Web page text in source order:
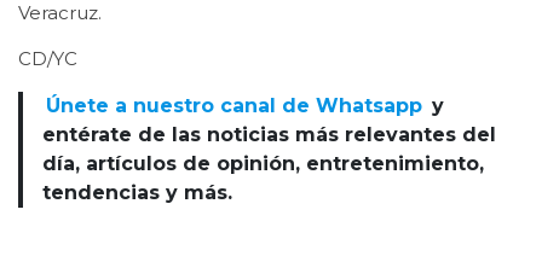
Veracruz.
CD/YC
Únete a nuestro canal de Whatsapp y
entérate de las noticias más relevantes del
día, artículos de opinión, entretenimiento,
tendencias y más.